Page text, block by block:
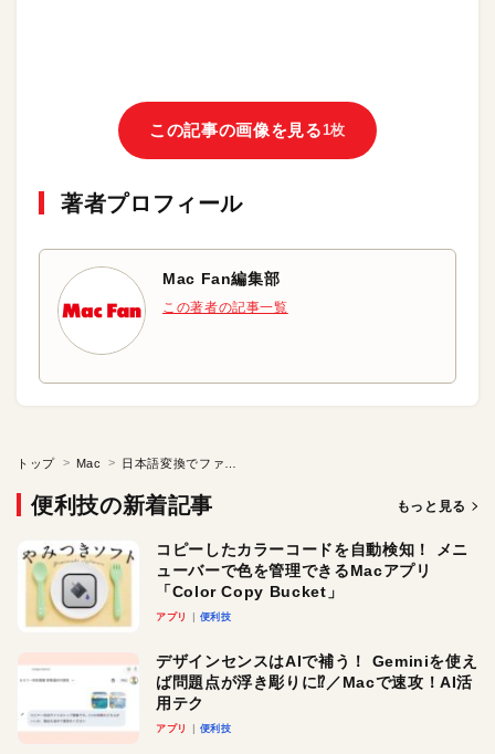
この記事の画像を見る1枚
著者プロフィール
Mac Fan編集部
この著者の記事一覧
トップ Mac
便利技の新着記事 もっと見る
コピーしたカラーコードを自動検知！ メニ
ューバーで色を管理できるMacアプリ
「Color Copy Bucket」
アプリ 便利技
デザインセンスはAIで補う！ Geminiを使え
ば問題点が浮き彫りに⁉︎／Macで速攻！AI活
用テク
アプリ 便利技